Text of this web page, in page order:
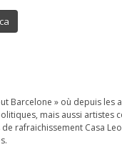
Barcelone » où depuis les
mais aussi artistes
rafraichissement Casa